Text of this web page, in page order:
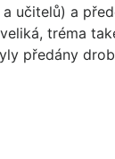
učitelů) a
tréma
předány